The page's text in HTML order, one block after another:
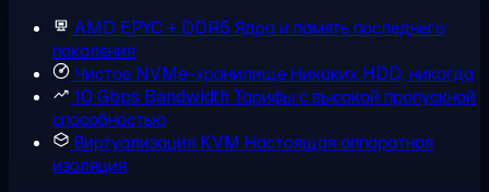
AMD EPYC + DDR5 Ядра и память последнего
поколения
Чистое NVMe-хранилищеНикаких HDD, никогда
10 Gbps Bandwidth Тарифы с высокой пропускной
способностью
Виртуализация KVM Настоящая аппаратная
изоляция